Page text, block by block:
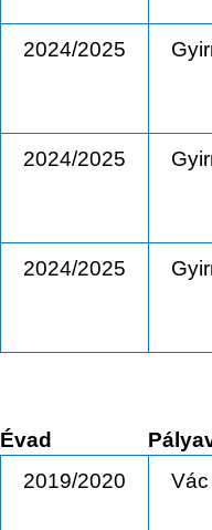
2024/2025
2024/2025
2024/2025
Évad
2019/2020 Vác